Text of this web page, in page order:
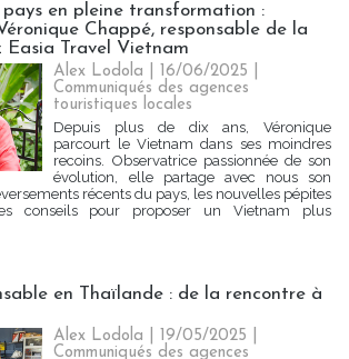
en pleine transformation :
Chappé, responsable de la
Easia Travel Vietnam
Alex Lodola | 16/06/2025
Communiqués des agences
touristiques locales
Depuis plus de dix ans, Véronique
parcourt le Vietnam dans ses moindres
recoins. Observatrice passionnée de son
évolution, elle partage avec nous son
récents du pays, les nouvelles pépites
conseils pour proposer un Vietnam plus
en Thaïlande : de la rencontre à
Alex Lodola | 19/05/2025
Communiqués des agences